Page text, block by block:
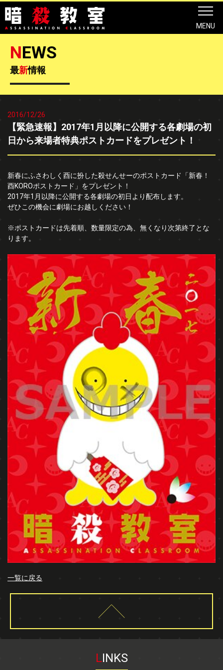
MENU
NEWS
最新情報
2016/12/26
【緊急速報】2017年1月以降に公開する各劇場の初
日から来場者特典ポストカードをプレゼント！
新春にふさわしく酉に扮した殺せんせーのポストカード「新春！
酉KOROポストカード」をプレゼント！
2017年1月以降に公開する各劇場の初日より配布します。
ぜひこの機会に劇場にお越しください！
※ポストカードは先着順、数量限定の為、無くなり次第終了とな
ります。
一覧に戻る
LINKS